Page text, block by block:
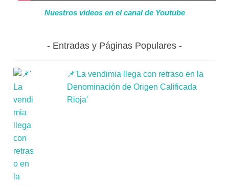
Nuestros videos en el canal de Youtube
Entradas y Páginas Populares
📌'La vendimia llega con retraso en la
Denominación de Origen Calificada
Rioja'